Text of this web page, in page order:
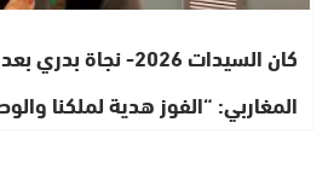
كان السيدات 2026-
المغاربي: “الفوز هدية لملكنا